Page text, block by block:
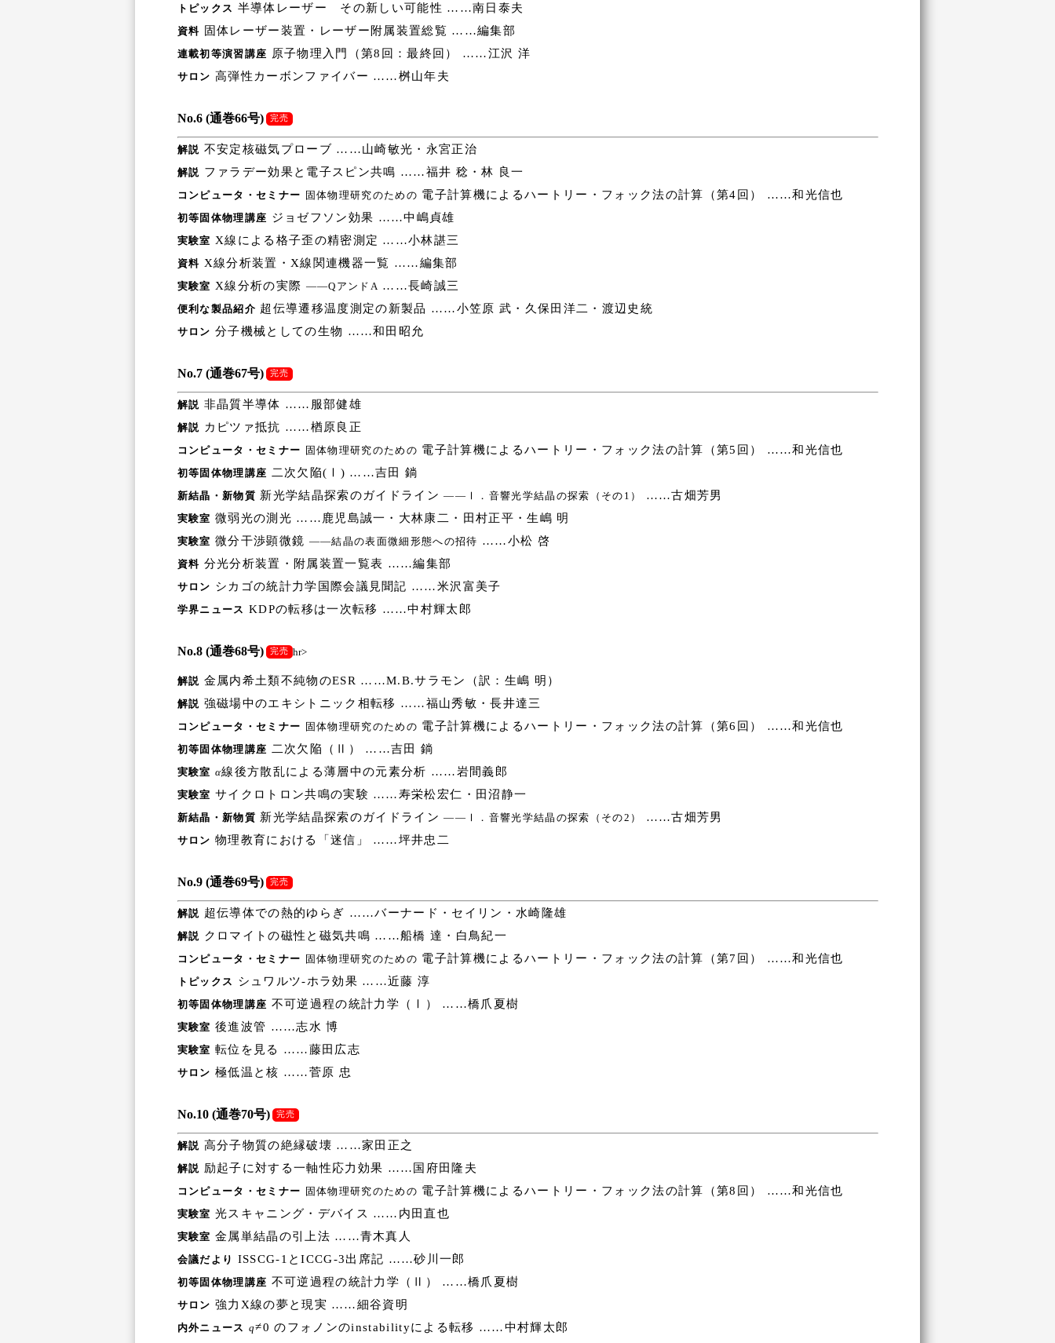
トピックス 半導体レーザー その新しい可能性 ……南日泰夫
資料 固体レーザー装置・レーザー附属装置総覧 ……編集部
連載初等演習講座 原子物理入門（第8回：最終回） ……江沢 洋
サロン 高弾性カーボンファイバー ……桝山年夫
No.6 (通巻66号) 完売
解説 不安定核磁気プローブ ……山崎敏光・永宮正治
解説 ファラデー効果と電子スピン共鳴 ……福井 稔・林 良一
コンピュータ・セミナー 固体物理研究のための 電子計算機によるハートリー・フォック法の計算（第4回） ……和光信也
初等固体物理講座 ジョゼフソン効果 ……中嶋貞雄
実験室 X線による格子歪の精密測定 ……小林諶三
資料 X線分析装置・X線関連機器一覧 ……編集部
実験室 X線分析の実際 ――QアンドA ……長崎誠三
便利な製品紹介 超伝導遷移温度測定の新製品 ……小笠原 武・久保田洋二・渡辺史統
サロン 分子機械としての生物 ……和田昭允
No.7 (通巻67号) 完売
解説 非晶質半導体 ……服部健雄
解説 カピツァ抵抗 ……楢原良正
コンピュータ・セミナー 固体物理研究のための 電子計算機によるハートリー・フォック法の計算（第5回） ……和光信也
初等固体物理講座 二次欠陥(Ⅰ) ……吉田 鋿
新結晶・新物質 新光学結晶探索のガイドライン――Ⅰ．音響光学結晶の探索（その1） ……古畑芳男
実験室 微弱光の測光 ……鹿児島誠一・大林康二・田村正平・生嶋 明
実験室 微分干渉顕微鏡 ――結晶の表面微細形態への招待 ……小松 啓
資料 分光分析装置・附属装置一覧表 ……編集部
サロン シカゴの統計力学国際会議見聞記 ……米沢富美子
学界ニュース KDPの転移は一次転移 ……中村輝太郎
No.8 (通巻68号) 完売 hr>
解説 金属内希土類不純物のESR ……M.B.サラモン（訳：生嶋 明）
解説 強磁場中のエキシトニック相転移 ……福山秀敏・長井達三
コンピュータ・セミナー 固体物理研究のための 電子計算機によるハートリー・フォック法の計算（第6回） ……和光信也
初等固体物理講座 二次欠陥（Ⅱ） ……吉田 鋿
実験室 α線後方散乱による薄層中の元素分析 ……岩間義郎
実験室 サイクロトロン共鳴の実験 ……寿栄松宏仁・田沼静一
新結晶・新物質 新光学結晶探索のガイドライン――Ⅰ．音響光学結晶の探索（その2） ……古畑芳男
サロン 物理教育における「迷信」 ……坪井忠二
No.9 (通巻69号) 完売
解説 超伝導体での熱的ゆらぎ ……バーナード・セイリン・水崎隆雄
解説 クロマイトの磁性と磁気共鳴 ……船橋 達・白鳥紀一
コンピュータ・セミナー 固体物理研究のための 電子計算機によるハートリー・フォック法の計算（第7回） ……和光信也
トピックス シュワルツ-ホラ効果 ……近藤 淳
初等固体物理講座 不可逆過程の統計力学（Ⅰ） ……橋爪夏樹
実験室 後進波管 ……志水 博
実験室 転位を見る ……藤田広志
サロン 極低温と核 ……菅原 忠
No.10 (通巻70号) 完売
解説 高分子物質の絶縁破壊 ……家田正之
解説 励起子に対する一軸性応力効果 ……国府田隆夫
コンピュータ・セミナー 固体物理研究のための 電子計算機によるハートリー・フォック法の計算（第8回） ……和光信也
実験室 光スキャニング・デバイス ……内田直也
実験室 金属単結晶の引上法 ……青木真人
会議だより ISSCG-1とICCG-3出席記 ……砂川一郎
初等固体物理講座 不可逆過程の統計力学（Ⅱ） ……橋爪夏樹
サロン 強力X線の夢と現実 ……細谷資明
内外ニュース q≠0 のフォノンのinstabilityによる転移 ……中村輝太郎